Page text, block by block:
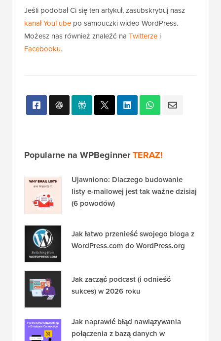
Jeśli podobał Ci się ten artykuł, zasubskrybuj nasz
kanał YouTube po samouczki wideo WordPress.
Możesz nas również znaleźć na Twitterze i
Facebooku.
Popularne na WPBeginnerTERAZ!
Ujawniono: Dlaczego budowanie
listy e-mailowej jest tak ważne dzisiaj
(6 powodów)
Jak łatwo przenieść swojego bloga z
WordPress.com do WordPress.org
Jak zacząć podcast (i odnieść
sukces) w 2026 roku
Jak naprawić błąd nawiązywania
połączenia z bazą danych w